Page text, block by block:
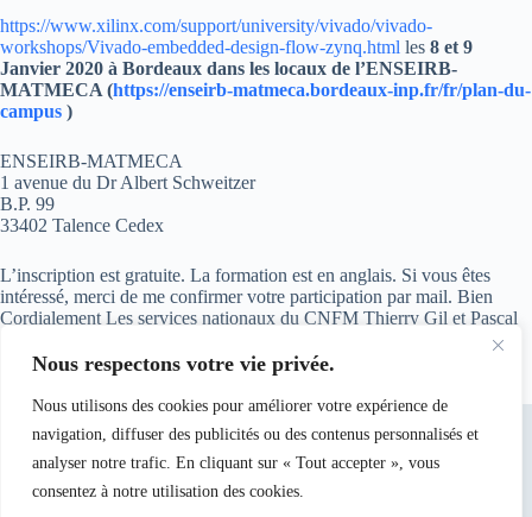
Nous respectons votre vie privée.
Nous utilisons des cookies pour améliorer votre expérience de
navigation, diffuser des publicités ou des contenus personnalisés et
analyser notre trafic. En cliquant sur « Tout accepter », vous
consentez à notre utilisation des cookies.
https://www.xilinx.com/support/university/vivado/vivado-
workshops/Vivado-embedded-design-flow-zynq.html les 8 et 9
Janvier 2020 à Bordeaux dans les locaux de l’ENSEIRB-
MATMECA (https://enseirb-matmeca.bordeaux-inp.fr/fr/plan-du-
campus )
ENSEIRB-MATMECA
1 avenue du Dr Albert Schweitzer
B.P. 99
33402 Talence Cedex
L’inscription est gratuite. La formation est en anglais. Si vous êtes
intéressé, merci de me confirmer votre participation par mail. Bien
Cordialement Les services nationaux du CNFM Thierry Gil et Pascal